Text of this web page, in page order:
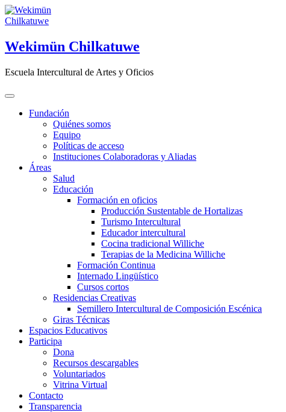
Saltar
al
Wekimün Chilkatuwe
Escuela Intercultural de Artes y Oficios
Fundación
Quiénes somos
Equipo
Políticas de acceso
Instituciones Colaboradoras y Aliadas
Áreas
Salud
Educación
Formación en oficios
Producción Sustentable de Hortalizas
Turismo Intercultural
Educador intercultural
Cocina tradicional Williche
Terapias de la Medicina Williche
Formación Continua
Internado Lingüístico
Cursos cortos
Residencias Creativas
Semillero Intercultural de Composición Escénica
Giras Técnicas
Espacios Educativos
Participa
Dona
Recursos descargables
Voluntariados
Vitrina Virtual
Contacto
Transparencia